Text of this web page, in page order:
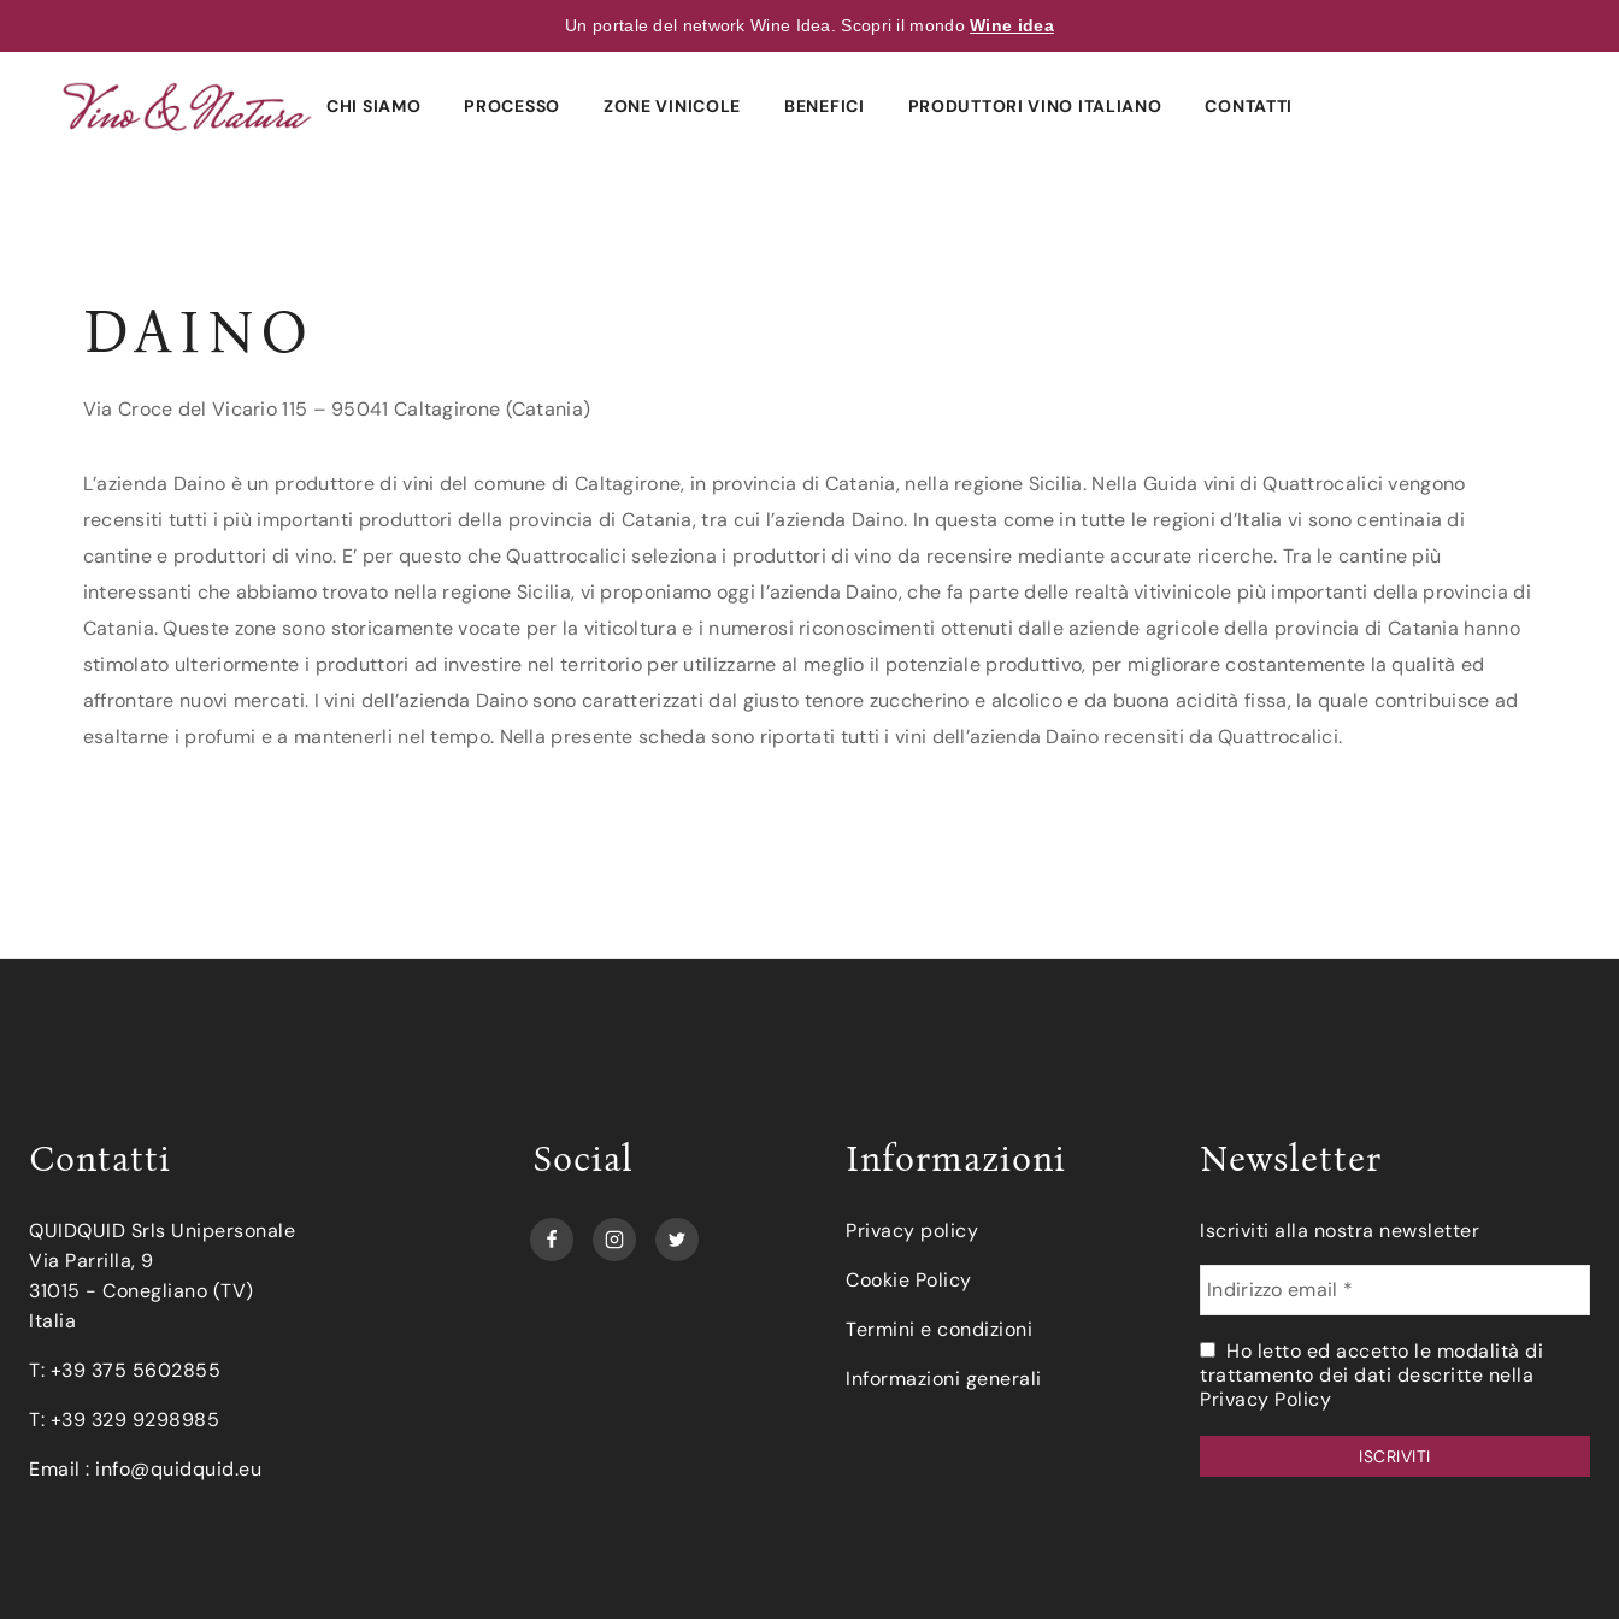
Un portale del network Wine Idea. Scopri il mondoWine idea
CHI SIAMO PROCESSO ZONE VINICOLE BENEFICI PRODUTTORI VINO ITALIANO CONTATTI
DAINO
Via Croce del Vicario 115 – 95041 Caltagirone (Catania)
L’azienda Daino è un produttore di vini del comune di Caltagirone, in provincia di Catania, nella regione Sicilia. Nella Guida vini di Quattrocalici vengono
recensiti tutti i più importanti produttori della provincia di Catania, tra cui l’azienda Daino. In questa come in tutte le regioni d’Italia vi sono centinaia di
cantine e produttori di vino. E’ per questo che Quattrocalici seleziona i produttori di vino da recensire mediante accurate ricerche. Tra le cantine più
interessanti che abbiamo trovato nella regione Sicilia, vi proponiamo oggi l’azienda Daino, che fa parte delle realtà vitivinicole più importanti della provincia di
Catania. Queste zone sono storicamente vocate per la viticoltura e i numerosi riconoscimenti ottenuti dalle aziende agricole della provincia di Catania hanno
stimolato ulteriormente i produttori ad investire nel territorio per utilizzarne al meglio il potenziale produttivo, per migliorare costantemente la qualità ed
affrontare nuovi mercati. I vini dell’azienda Daino sono caratterizzati dal giusto tenore zuccherino e alcolico e da buona acidità fissa, la quale contribuisce ad
esaltarne i profumi e a mantenerli nel tempo. Nella presente scheda sono riportati tutti i vini dell’azienda Daino recensiti da Quattrocalici.
Contatti
QUIDQUID Srls Unipersonale
Via Parrilla, 9
31015 - Conegliano (TV)
Italia
T: +39 375 5602855
T: +39 329 9298985
Email : info@quidquid.eu
Social Informazioni
Privacy policy
Cookie Policy
Termini e condizioni
Informazioni generali
Newsletter
Iscriviti alla nostra newsletter
Ho letto ed accetto le modalità di
trattamento dei dati descritte nella
Privacy Policy